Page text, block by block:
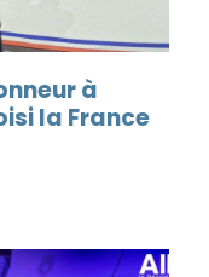
à
la France